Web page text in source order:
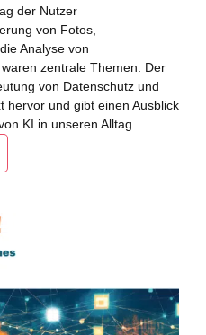
der Nutzer
von Fotos,
Analyse von
zentrale Themen. Der
von Datenschutz und
hervor und gibt einen Ausblick
KI in unseren Alltag